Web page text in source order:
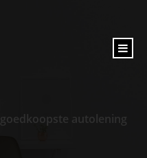
goedkoopste autolening